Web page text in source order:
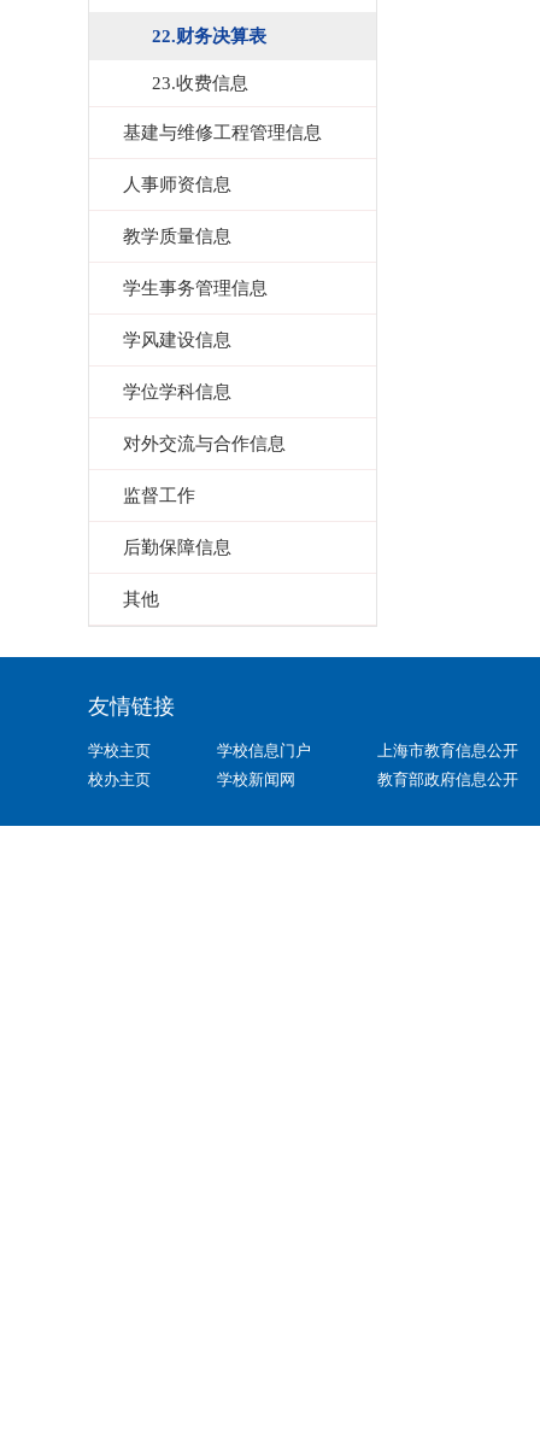
22.财务决算表
23.收费信息
基建与维修工程管理信息
人事师资信息
教学质量信息
学生事务管理信息
学风建设信息
学位学科信息
对外交流与合作信息
监督工作
后勤保障信息
其他
友情链接
学校主页 学校信息门户
上海市教育信息公开
校办主页
学校新闻网 教育部政府信息公开